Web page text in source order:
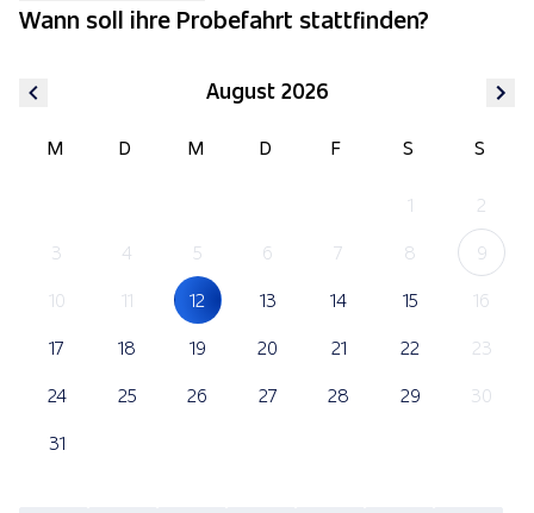
Wann soll ihre Probefahrt stattfinden?
August 2026
M D M D F S S
1
2
3
4 5 6 7 8
9
10
11 12 13 14 15
16
17
18 19 20 21 22
23
24
25 26 27 28 29
30
31